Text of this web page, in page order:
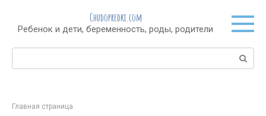
контенту
Chudopredki.com
Ребенок и дети, беременность, роды, родители
Поиск:
Главная страница